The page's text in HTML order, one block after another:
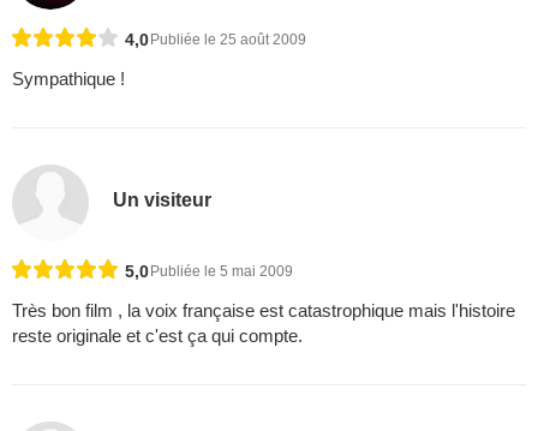
4,0Publiée le 25 août 2009
Sympathique !
Un visiteur
5,0 Publiée le 5 mai 2009
Très bon film , la voix française est catastrophique mais l'histoire
reste originale et c'est ça qui compte.